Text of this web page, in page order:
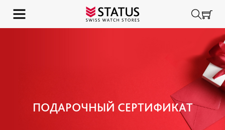
ПОДАРОЧНЫЙ СЕРТИФИКАТ